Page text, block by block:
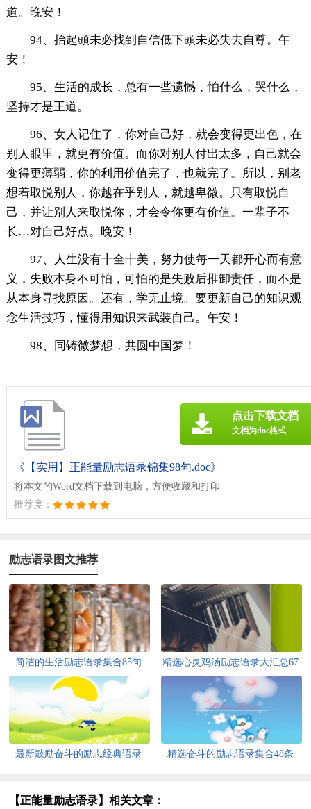
道。晚安！
94、抬起頭未必找到自信低下頭未必失去自尊。午
安！
95、生活的成长，总有一些遗憾，怕什么，哭什么，
坚持才是王道。
96、女人记住了，你对自己好，就会变得更出色，在
别人眼里，就更有价值。而你对别人付出太多，自己就会
变得更薄弱，你的利用价值完了，也就完了。所以，别老
想着取悦别人，你越在乎别人，就越卑微。只有取悦自
己，并让别人来取悦你，才会令你更有价值。一辈子不
长…对自己好点。晚安！
97、人生没有十全十美，努力使每一天都开心而有意
义，失败本身不可怕，可怕的是失败后推卸责任，而不是
从本身寻找原因。还有，学无止境。要更新自己的知识观
念生活技巧，懂得用知识来武装自己。午安！
98、同铸微梦想，共圆中国梦！
《【实用】正能量励志语录锦集98句.doc》
将本文的Word文档下载到电脑，方便收藏和打印
推荐度：
点击下载文档
文档为doc格式
励志语录图文推荐
简洁的生活励志语录集合85句
精选心灵鸡汤励志语录大汇总67
条
最新鼓励奋斗的励志经典语录 精选奋斗的励志语录集合48条
【正能量励志语录】相关文章：